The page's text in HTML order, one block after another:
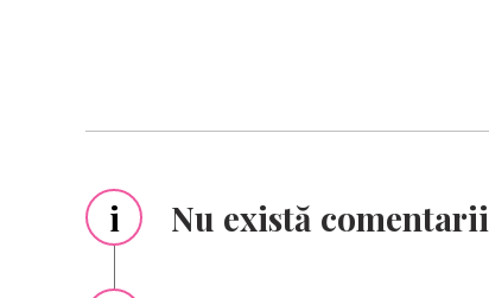
i Nu există comentarii